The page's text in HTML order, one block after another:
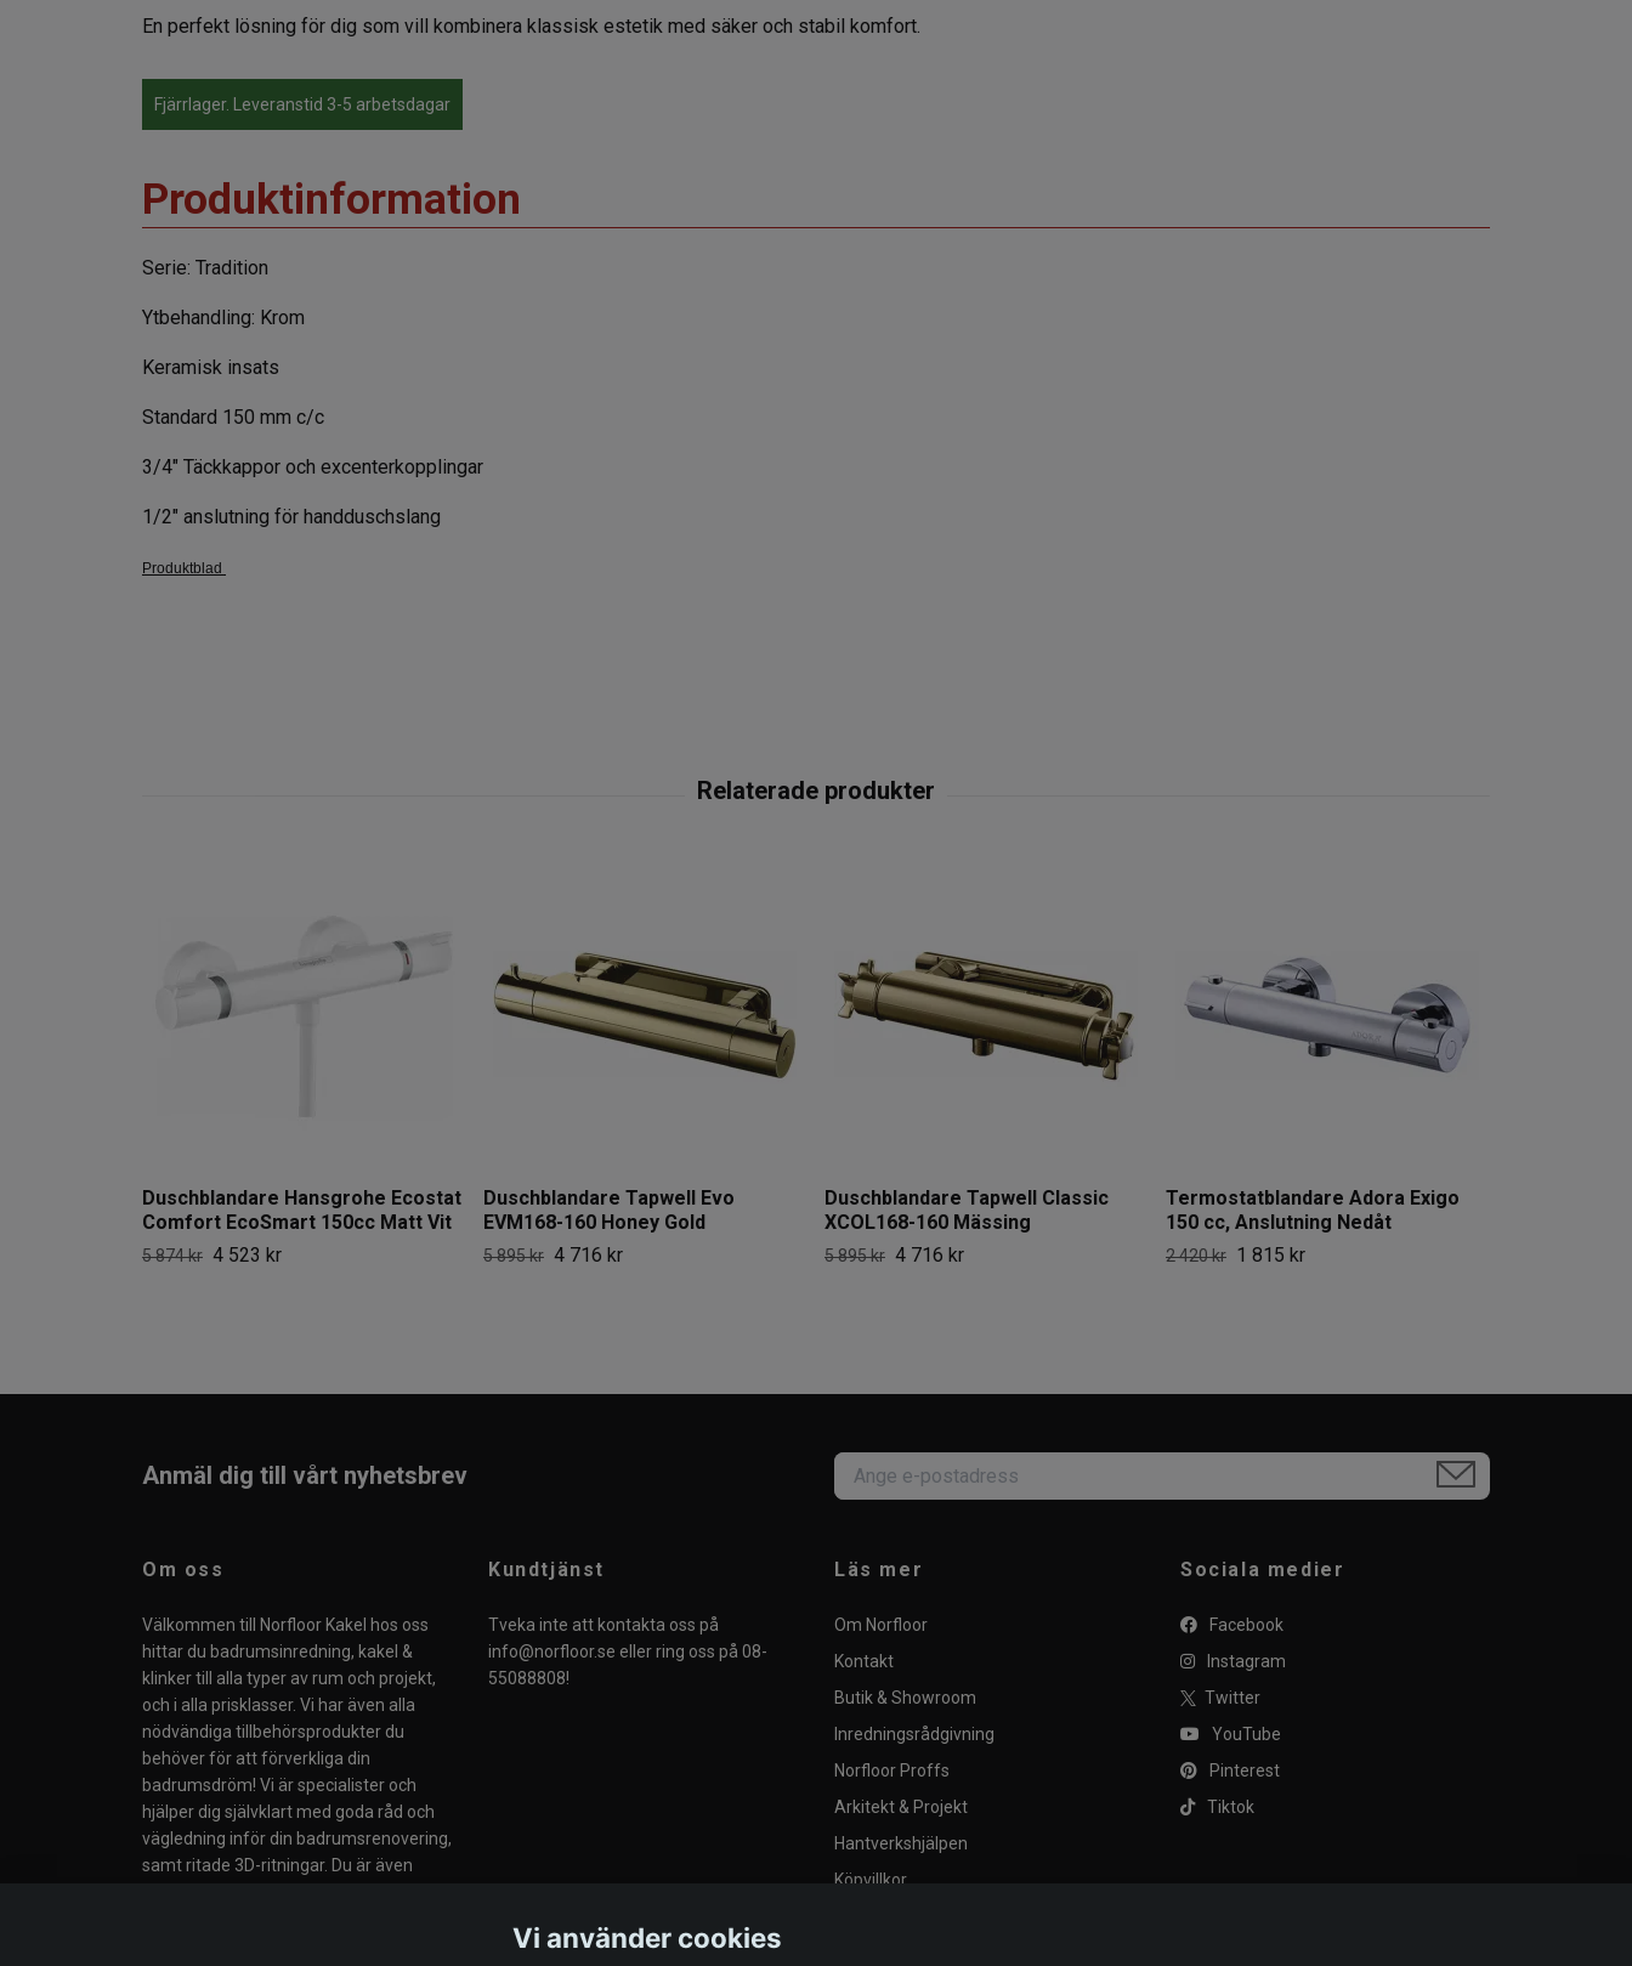
En perfekt lösning för dig som vill kombinera klassisk estetik med säker och stabil komfort.
Fjärrlager. Leveranstid 3-5 arbetsdagar
Produktinformation
Serie: Tradition
Ytbehandling: Krom
Keramisk insats
Standard 150 mm c/c
3/4" Täckkappor och excenterkopplingar
1/2" anslutning för handduschslang
Produktblad
Duschblandare Hansgrohe Ecostat
Comfort EcoSmart 150cc Matt Vit
5 874 kr 4 523 kr
Duschblandare Tapwell Evo
EVM168-160 Honey Gold
5 895 kr 4 716 kr
Duschblandare Tapwell Classic
XCOL168-160 Mässing
5 895 kr 4 716 kr
Termostatblandare Adora Exigo
150 cc, Anslutning Nedåt
2 420 kr 1 815 kr
Anmäl dig till vårt nyhetsbrev
Om oss
Välkommen till Norfloor Kakel hos oss
hittar du badrumsinredning, kakel &
klinker till alla typer av rum och projekt,
och i alla prisklasser. Vi har även alla
nödvändiga tillbehörsprodukter du
behöver för att förverkliga din
badrumsdröm! Vi är specialister och
hjälper dig självklart med goda råd och
vägledning inför din badrumsrenovering,
samt ritade 3D-ritningar. Du är även
Kundtjänst
Tveka inte att kontakta oss på
info@norfloor.se eller ring oss på 08-
55088808!
Läs mer
Om Norfloor
Kontakt
Butik & Showroom
Inredningsrådgivning
Norfloor Proffs
Arkitekt & Projekt
Hantverkshjälpen
Köpvillkor
Sociala medier
Facebook
Instagram
Twitter
YouTube
Pinterest
Tiktok
Vi använder cookies